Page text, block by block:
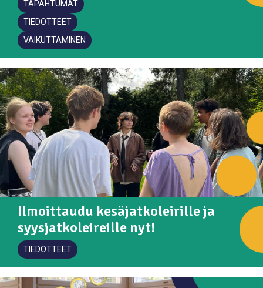
TAPAHTUMAT
TIEDOTTEET
VAIKUTTAMINEN
Ilmoittaudu kesäjatkoleirille ja
syysjatkoleireille nyt!
TIEDOTTEET